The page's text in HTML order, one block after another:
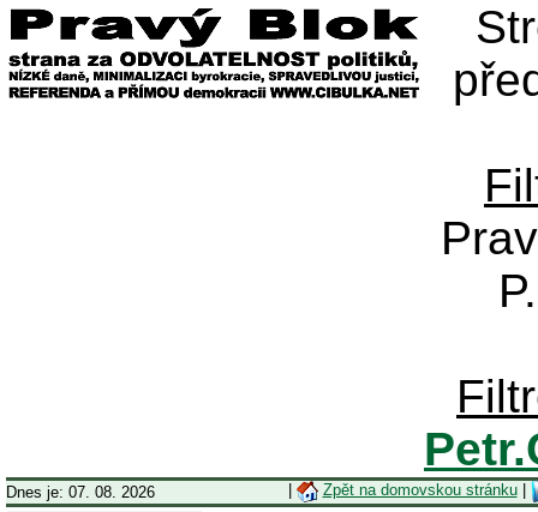
Dnes je: 07. 08. 2026 Zpět na domovskou stránku|